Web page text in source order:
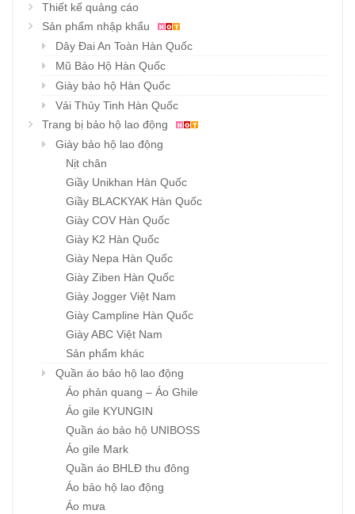
Thiết kế quảng cáo
Sản phẩm nhập khẩu
Dây Đai An Toàn Hàn Quốc
Mũ Bảo Hộ Hàn Quốc
Giày bảo hộ Hàn Quốc
Vải Thủy Tinh Hàn Quốc
Trang bị bảo hộ lao động
Giày bảo hộ lao động
Nịt chân
Giầy Unikhan Hàn Quốc
Giầy BLACKYAK Hàn Quốc
Giày COV Hàn Quốc
Giày K2 Hàn Quốc
Giày Nepa Hàn Quốc
Giày Ziben Hàn Quốc
Giày Jogger Việt Nam
Giày Campline Hàn Quốc
Giày ABC Việt Nam
Sản phẩm khác
Quần áo bảo hộ lao động
Áo phản quang – Áo Ghile
Áo gile KYUNGIN
Quần áo bảo hộ UNIBOSS
Áo gile Mark
Quần áo BHLĐ thu đông
Áo bảo hộ lao động
Áo mưa